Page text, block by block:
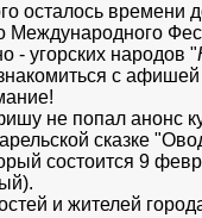
осталось времени
Международного
- угорских народов "
с
не попал анонс
сказке
состоится 9
и жителей